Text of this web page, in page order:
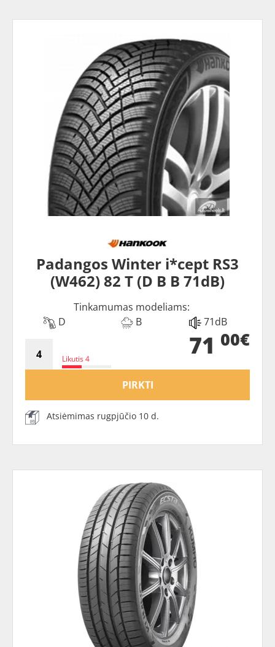
Padangos Winter i*cept RS3
(W462) 82 T (D B B 71dB)
Tinkamumas modeliams:
D
B 71dB
Likutis 4 71 00€
PIRKTI
Atsiėmimas rugpjūčio 10 d.